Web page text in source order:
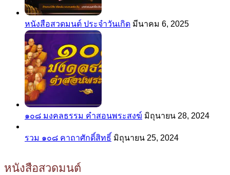
หนังสือสวดมนต์ ประจำวันเกิด มีนาคม 6, 2025
๑๐๘ มงคลธรรม คำสอนพระสงฆ์ มิถุนายน 28, 2024
รวม ๑๐๘ คาถาศักดิ์สิทธิ์ มิถุนายน 25, 2024
หนังสือสวดมนต์